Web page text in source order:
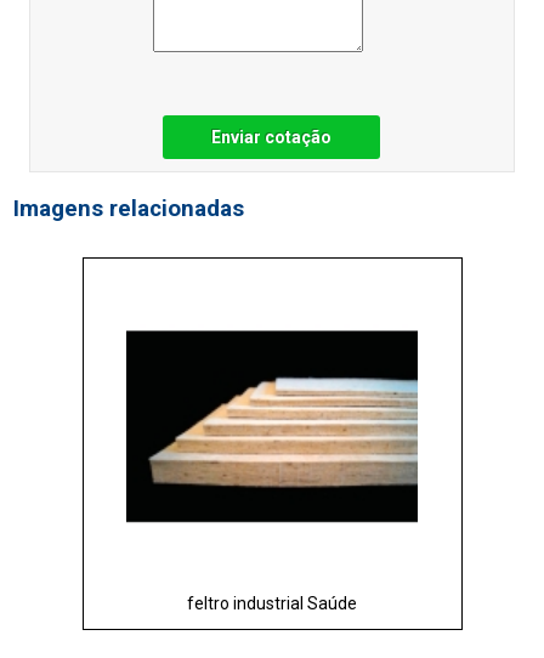
Enviar cotação
Imagens relacionadas
feltro industrial Saúde